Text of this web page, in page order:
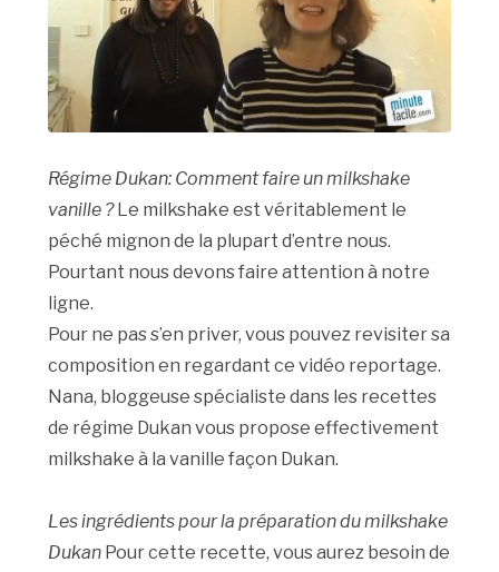
Régime Dukan: Comment faire un milkshake
vanille ?Le milkshake est véritablement le
péché mignon de la plupart d’entre nous.
Pourtant nous devons faire attention à notre
ligne.
Pour ne pas s’en priver, vous pouvez revisiter sa
composition en regardant ce vidéo reportage.
Nana, bloggeuse spécialiste dans les recettes
de régime Dukan vous propose effectivement
milkshake à la vanille façon Dukan.
Les ingrédients pour la préparation du milkshake
Dukan Pour cette recette, vous aurez besoin de